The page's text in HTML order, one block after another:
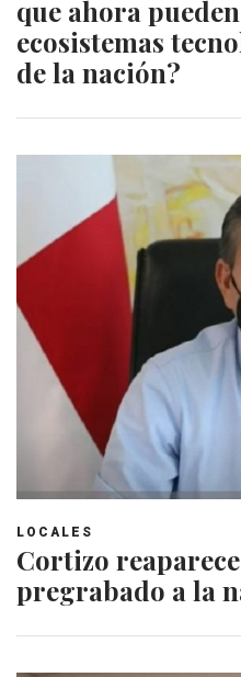
que ahora
ecosistemas
de la nación?
LOCALES
Cortizo
pregrabado a la